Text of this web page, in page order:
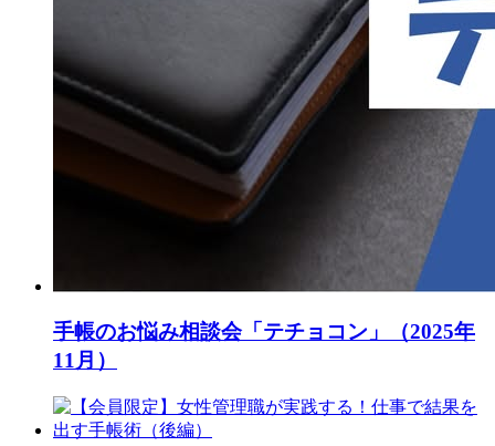
手帳のお悩み相談会「テチョコン」（2025年
11月）